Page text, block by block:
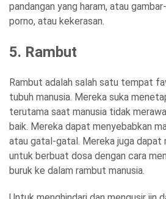
pandangan yang haram, atau
porno, atau kekerasan.
5. Rambut
Rambut adalah salah satu tempat
tubuh manusia. Mereka suka
terutama saat manusia tidak
baik. Mereka dapat menyebabkan
atau gatal-gatal. Mereka juga dapat
untuk berbuat dosa dengan cara
buruk ke dalam rambut manusia.